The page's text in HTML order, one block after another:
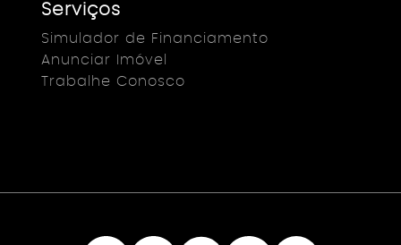
Serviços
Simulador de Financiamento
Anunciar Imóvel
Trabalhe Conosco